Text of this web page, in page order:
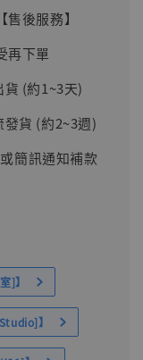
後服務】
再下單
(約1~3天)
貨 (約2~3週)
簡訊通知補款
]】
】